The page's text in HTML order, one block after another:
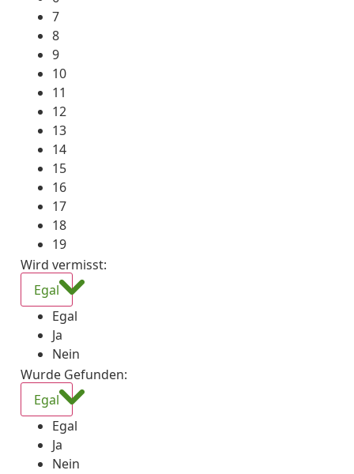
7
8
9
10
11
12
13
14
15
16
17
18
19
Wird vermisst:
Egal
Egal
Ja
Nein
Wurde Gefunden:
Egal
Egal
Ja
Nein